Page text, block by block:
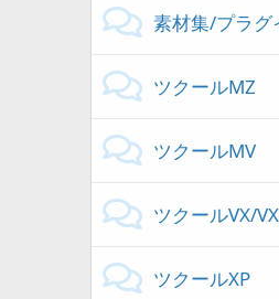
素材集/プラグ
ツクールMZ
ツクールMV
ツクールVX/
ツクールXP